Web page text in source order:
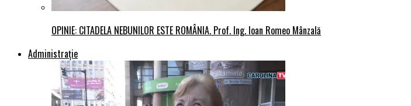
OPINIE: CITADELA NEBUNILOR ESTE ROMÂNIA. Prof. Ing. Ioan Romeo Mânzală
Administraţie